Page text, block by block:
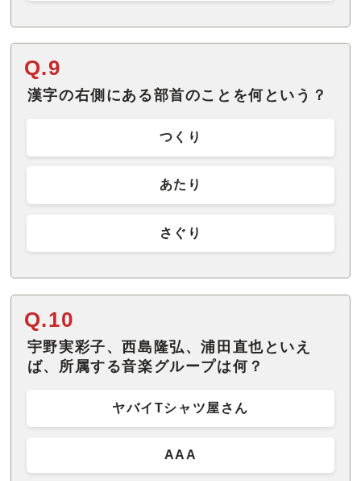
Q.9
漢字の右側にある部首のことを何という？
つくり
あたり
さぐり
Q.10
宇野実彩子、西島隆弘、浦田直也といえ
ば、所属する音楽グループは何？
ヤバイTシャツ屋さん
AAA